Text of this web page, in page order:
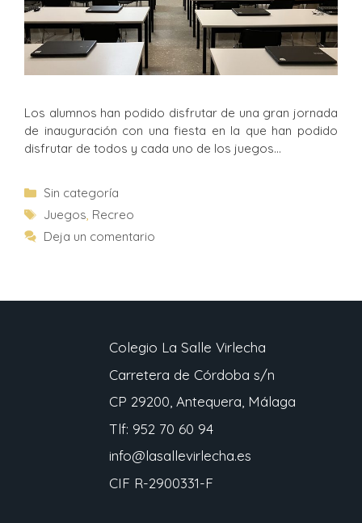
Los alumnos han podido disfrutar de una gran jornada
de inauguración con una fiesta en la que han podido
disfrutar de todos y cada uno de los juegos…
Sin categoría
Juegos, Recreo
Deja un comentario
Colegio La Salle Virlecha
Carretera de Córdoba s/n
CP 29200, Antequera, Málaga
Tlf: 952 70 60 94
info@lasallevirlecha.es
CIF R-2900331-F